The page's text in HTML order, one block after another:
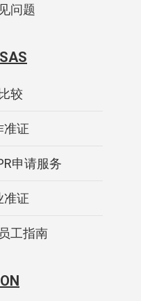
问题
较
准证
申请服务
准证
工指南